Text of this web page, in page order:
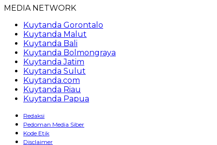
MEDIA NETWORK
Kuytanda Gorontalo
Kuytanda Malut
Kuytanda Bali
Kuytanda Bolmongraya
Kuytanda Jatim
Kuytanda Sulut
Kuytanda.com
Kuytanda Riau
Kuytanda Papua
Redaksi
Pedoman Media Siber
Kode Etik
Disclaimer